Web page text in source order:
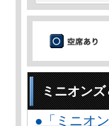
ミニオン
●「ミニオ